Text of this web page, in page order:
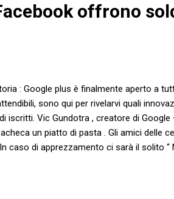
offrono
: Google plus è finalmente aperto a
sono qui per rivelarvi quali
iscritti. Vic Gundotra , creatore di
un piatto di pasta . Gli amici delle
caso di apprezzamento ci sarà il solito “
e maggiorenni. I visitatori del